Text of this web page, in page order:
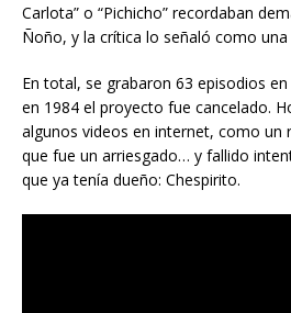
Carlota” o “Pichicho” recordaban
Ñoño, y la crítica lo señaló como una
En total, se grabaron 63 episodios
en 1984 el proyecto fue cancelado.
algunos videos en internet, como un
que fue un arriesgado… y fallido
que ya tenía dueño: Chespirito.